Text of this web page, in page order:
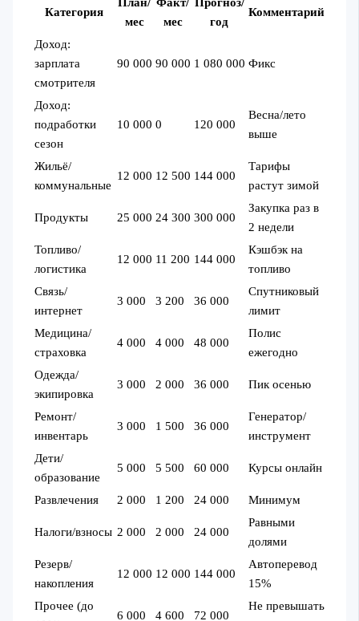
Категория
План/
мес
Факт/
мес
Прогноз/
год
Комментарий
Доход:
зарплата
смотрителя
90 000 90 000 1 080 000 Фикс
Доход:
подработки
сезон
10 000 0 120 000
Весна/лето
выше
Жильё/
коммунальные
12 000 12 500 144 000
Тарифы
растут зимой
Продукты 25 000 24 300 300 000
Закупка раз в
2 недели
Топливо/
логистика
12 000 11 200 144 000
Кэшбэк на
топливо
Связь/
интернет
3 000 3 200 36 000
Спутниковый
лимит
Медицина/
страховка
4 000 4 000 48 000
Полис
ежегодно
Одежда/
экипировка
3 000 2 000 36 000 Пик осенью
Ремонт/
инвентарь
3 000 1 500 36 000
Генератор/
инструмент
Дети/
образование
5 000 5 500 60 000 Курсы онлайн
Развлечения 2 000 1 200 24 000 Минимум
Налоги/взносы 2 000 2 000 24 000
Равными
долями
Резерв/
накопления
12 000 12 000 144 000
Автоперевод
15%
Прочее (до
6 000 4 600 72 000
Не превышать